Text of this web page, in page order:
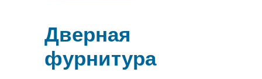
Дверная
фурнитура